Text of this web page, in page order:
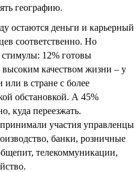
географию.
остаются деньги и карьерный
соответственно. Но
12% готовы
высоким качеством жизни – у
в стране с более
обстановкой. А 45%
куда переезжать.
участия управленцы
банки, розничные
телекоммуникации,